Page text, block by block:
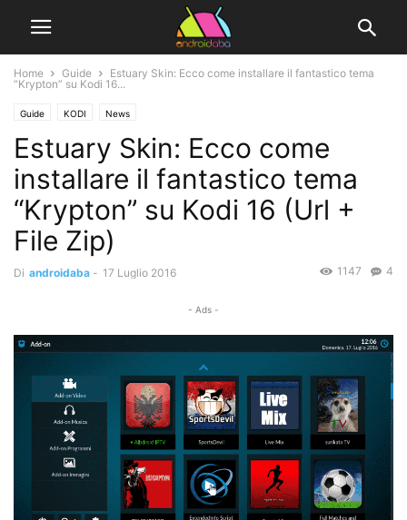
Home Guide
Estuary Skin: Ecco come installare il fantastico tema
“Krypton” su Kodi 16...
Guide KODI News
Estuary Skin: Ecco come
installare il fantastico tema
“Krypton” su Kodi 16 (Url +
File Zip)
Di androidaba - 17 Luglio 2016 4
1147
- Ads -